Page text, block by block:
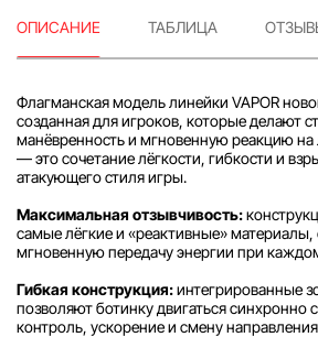
ОПИСАНИЕ ТАБЛИЦА
Флагманская модель линейки VAPOR
созданная для игроков, которые делают
манёвренность и мгновенную реакцию на
— это сочетание лёгкости, гибкости и
атакующего стиля игры.
Максимальная отзывчивость:
самые лёгкие и «реактивные» материалы,
мгновенную передачу энергии при
Гибкая конструкция:интегрированные
позволяют ботинку двигаться синхронно
контроль, ускорение и смену